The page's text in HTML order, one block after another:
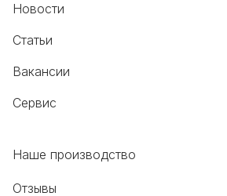
Новости
Статьи
Вакансии
Сервис
Наше производство
Отзывы